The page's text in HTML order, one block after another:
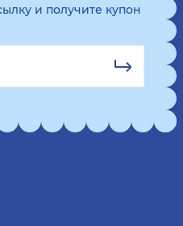
и получите купон